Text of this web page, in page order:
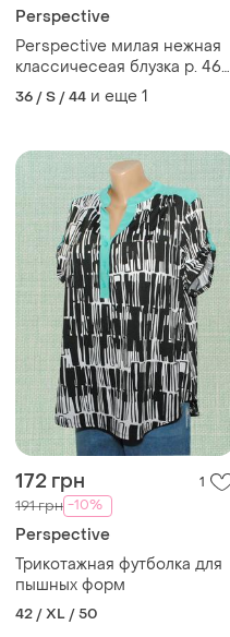
Perspective
Perspective милая нежная
классичесеая блузка р. 46-
50, пог 54см
36 / S / 44 и еще 1
172 грн 1
191 грн -10%
Perspective
Трикотажная футболка для
пышных форм
42 / XL / 50